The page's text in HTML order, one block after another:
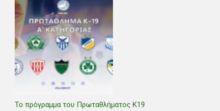
Το πρόγραμμα του Πρωταθλήματος Κ19